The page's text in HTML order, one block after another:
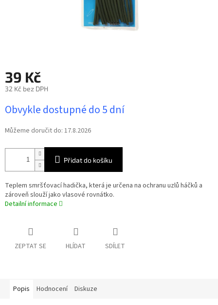
39 Kč
32 Kč bez DPH
cena:
Obvykle dostupné do 5 dní
Můžeme doručit do: 17.8.2026
Přidat do košíku
Teplem smršťovací hadička, která je určena na ochranu uzlů háčků a
zároveň slouží jako vlasové rovnátko.
Detailní informace
ZEPTAT SE HLÍDAT SDÍLET
Popis Hodnocení Diskuze